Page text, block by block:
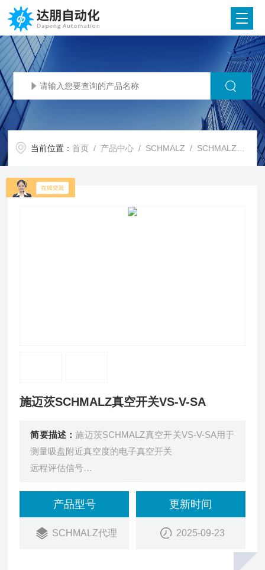
当前位置：首页 / 产品中心 / SCHMALZ / SCHMALZ真空阀
施迈茨SCHMALZ真空开关VS-V-SA
简要描述：施迈茨SCHMALZ真空开关VS-V-SA用于
测量吸盘附近真空度的电子真空开关
远程评估信号
产品型号
SCHMALZ代理
更新时间
2025-09-23